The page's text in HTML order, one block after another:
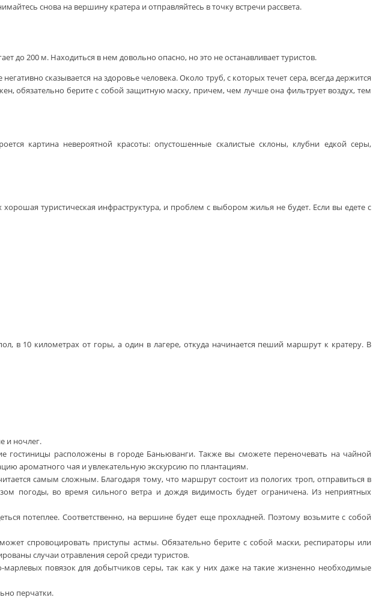
снова на вершину кратера и отправляйтесь в точку встречи рассвета.
до 200 м. Находиться в нем довольно опасно, но это не останавливает туристов.
сказывается на здоровье человека. Около труб, с которых течет сера, всегда держится
обязательно берите с собой защитную маску, причем, чем лучше она фильтрует воздух, тем
картина невероятной красоты: опустошенные скалистые склоны, клубни едкой серы,
туристическая инфраструктура, и проблем с выбором жилья не будет. Если вы едете с
в 10 километрах от горы, а один в лагере, откуда начинается пеший маршрут к кратеру. В
и ночлег.
гостиницы расположены в городе Баньюванги. Также вы сможете переночевать на чайной
ароматного чая и увлекательную экскурсию по плантациям.
самым сложным. Благодаря тому, что маршрут состоит из пологих троп, отправиться в
погоды, во время сильного ветра и дождя видимость будет ограничена. Из неприятных
потеплее. Соответственно, на вершине будет еще прохладней. Поэтому возьмите с собой
спровоцировать приступы астмы. Обязательно берите с собой маски, респираторы или
случаи отравления серой среди туристов.
повязок для добытчиков серы, так как у них даже на такие жизненно необходимые
перчатки.